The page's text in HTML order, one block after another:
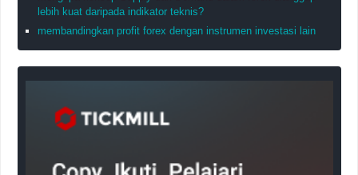
lebih kuat daripada indikator teknis?
membandingkan profit forex dengan instrumen investasi lain